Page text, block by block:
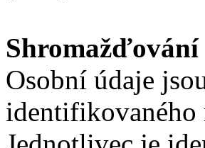
Osobní údaje